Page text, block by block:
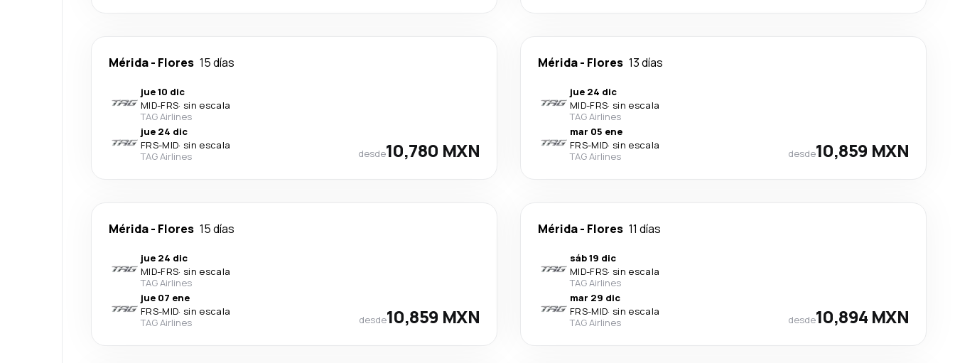
Mérida- Flores 15 días
jue 10 dic
MID-FRS· sin escala
TAG Airlines
jue 24 dic
FRS-MID· sin escala
TAG Airlines
desde10,780 MXN
Mérida- Flores 13 días
jue 24 dic
MID-FRS· sin escala
TAG Airlines
mar 05 ene
FRS-MID· sin escala
TAG Airlines
desde10,859 MXN
Mérida- Flores 15 días
jue 24 dic
MID-FRS· sin escala
TAG Airlines
jue 07 ene
FRS-MID· sin escala
TAG Airlines
desde10,859 MXN
Mérida- Flores 11 días
sáb 19 dic
MID-FRS· sin escala
TAG Airlines
mar 29 dic
FRS-MID· sin escala
TAG Airlines
desde10,894 MXN